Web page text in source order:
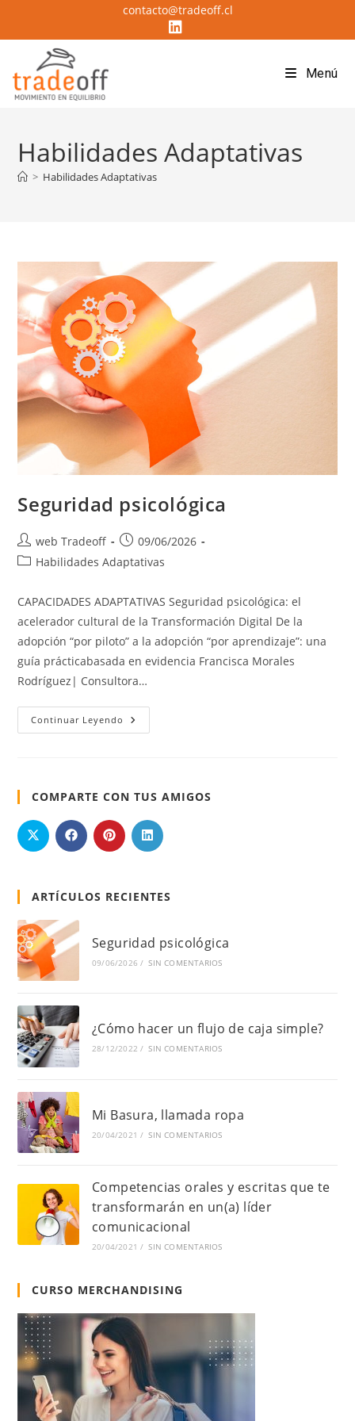
contacto@tradeoff.cl
Menú
Habilidades Adaptativas
> Habilidades Adaptativas
Seguridad psicológica
web Tradeoff
09/06/2026
Habilidades Adaptativas
CAPACIDADES ADAPTATIVAS Seguridad psicológica: el
acelerador cultural de la Transformación Digital De la
adopción “por piloto” a la adopción “por aprendizaje”: una
guía prácticabasada en evidencia Francisca Morales
Rodríguez| Consultora…
Continuar Leyendo
COMPARTE CON TUS AMIGOS
ARTÍCULOS RECIENTES
Seguridad psicológica
09/06/2026 / SIN COMENTARIOS
¿Cómo hacer un flujo de caja simple?
28/12/2022 / SIN COMENTARIOS
Mi Basura, llamada ropa
20/04/2021 / SIN COMENTARIOS
Competencias orales y escritas que te
transformarán en un(a) líder
comunicacional
20/04/2021 / SIN COMENTARIOS
CURSO MERCHANDISING